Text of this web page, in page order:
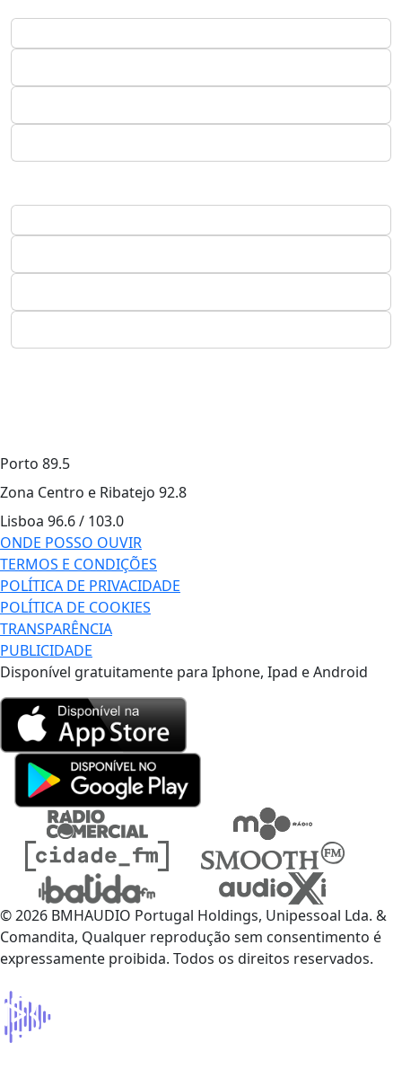
Porto 89.5
Zona Centro e Ribatejo 92.8
Lisboa 96.6 / 103.0
ONDE POSSO OUVIR
TERMOS E CONDIÇÕES
POLÍTICA DE PRIVACIDADE
POLÍTICA DE COOKIES
TRANSPARÊNCIA
PUBLICIDADE
Disponível gratuitamente para Iphone, Ipad e Android
© 2026 BMHAUDIO Portugal Holdings, Unipessoal Lda. &
Comandita, Qualquer reprodução sem consentimento é
expressamente proibida. Todos os direitos reservados.